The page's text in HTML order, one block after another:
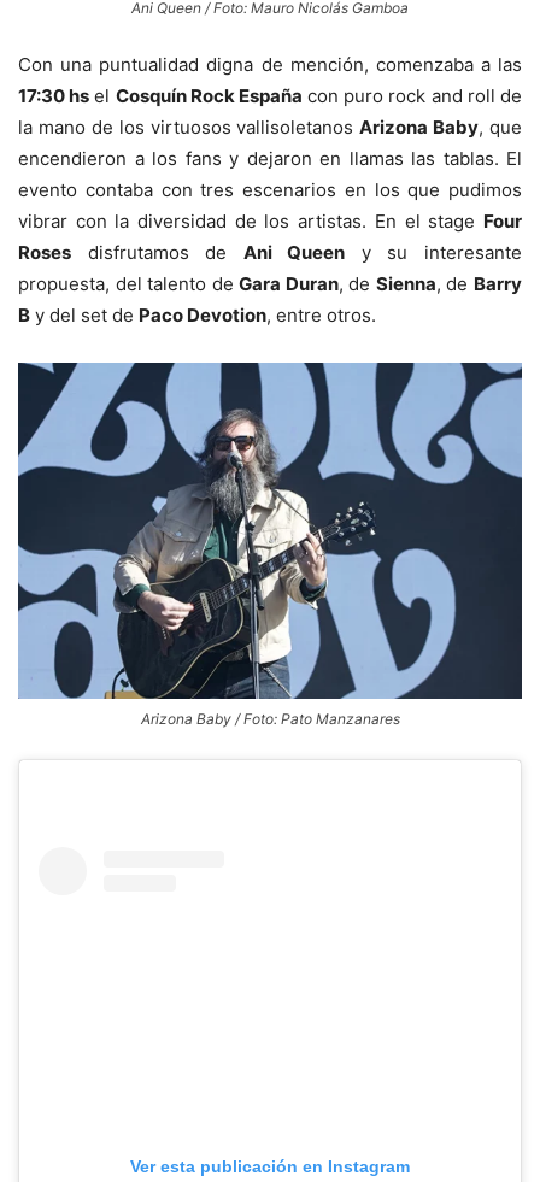
Ani Queen / Foto: Mauro Nicolás Gamboa
Con una puntualidad digna de mención, comenzaba a las
17:30 hs el Cosquín Rock España con puro rock and roll de
la mano de los virtuosos vallisoletanosArizona Baby, que
encendieron a los fans y dejaron en llamas las tablas. El
evento contaba con tres escenarios en los que pudimos
vibrar con la diversidad de los artistas. En el stage Four
Roses disfrutamos de Ani Queen y su interesante
propuesta, del talento deGara Duran, de Sienna, de Barry
B y del set de Paco Devotion, entre otros.
Arizona Baby / Foto: Pato Manzanares
Ver esta publicación en Instagram